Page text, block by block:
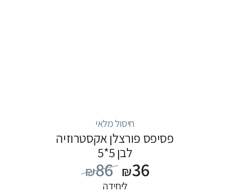
חיסול מלאי
פסיפס פורצלן אקסטרוזיה
לבן 5*5
₪86 ₪36
ליחידה